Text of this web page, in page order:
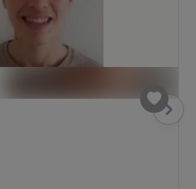
Suivant